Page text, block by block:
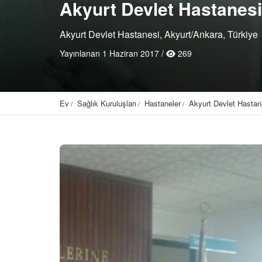
Akyurt Devlet Hastanesi
Akyurt Devlet Hastanesi, Akyurt/Ankara, Türkiye
Yayınlanan 1 Haziran 2017 / 269
Ev Sağlık Kuruluşları Hastaneler Akyurt Devlet